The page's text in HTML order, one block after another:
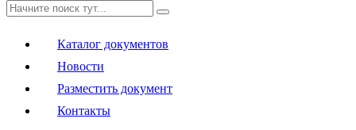
Каталог документов
Новости
Разместить документ
Контакты